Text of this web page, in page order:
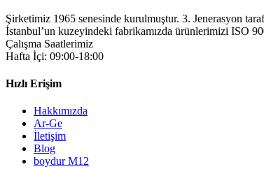
Şirketimiz 1965 senesinde kurulmuştur. 3. Jenerasyon
İstanbul’un kuzeyindeki fabrikamızda ürünlerimizi ISO
Çalışma Saatlerimiz
Hafta İçi: 09:00-18:00
Hızlı Erişim
Hakkımızda
Ar-Ge
İletişim
Blog
boydur M12